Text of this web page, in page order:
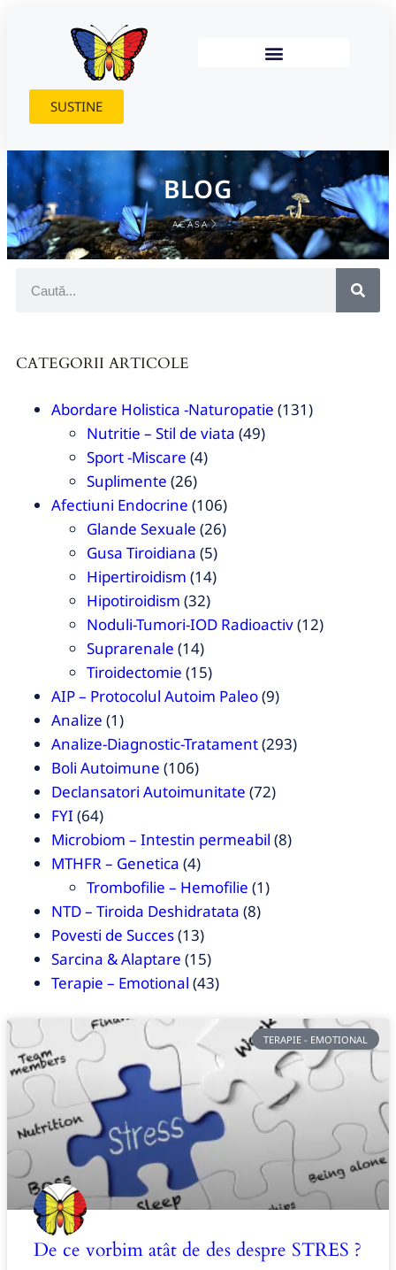
SUSTINE
BLOG
ACASA
CATEGORII ARTICOLE
Abordare Holistica -Naturopatie (131)
Nutritie – Stil de viata (49)
Sport -Miscare (4)
Suplimente (26)
Afectiuni Endocrine (106)
Glande Sexuale (26)
Gusa Tiroidiana (5)
Hipertiroidism (14)
Hipotiroidism (32)
Noduli-Tumori-IOD Radioactiv(12)
Suprarenale (14)
Tiroidectomie (15)
AIP – Protocolul Autoim Paleo(9)
Analize (1)
Analize-Diagnostic-Tratament(293)
Boli Autoimune (106)
Declansatori Autoimunitate (72)
FYI (64)
Microbiom – Intestin permeabil (8)
MTHFR – Genetica (4)
Trombofilie – Hemofilie (1)
NTD – Tiroida Deshidratata (8)
Povesti de Succes(13)
Sarcina & Alaptare (15)
Terapie – Emotional (43)
TERAPIE - EMOTIONAL
De ce vorbim atât de des despre STRES ?